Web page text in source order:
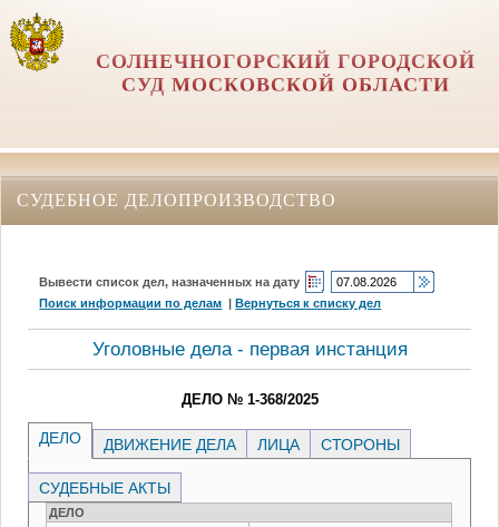
СОЛНЕЧНОГОРСКИЙ ГОРОДСКОЙ
СУД МОСКОВСКОЙ ОБЛАСТИ
СУДЕБНОЕ ДЕЛОПРОИЗВОДСТВО
Вывести список дел, назначенных на дату
Поиск информации по делам |Вернуться к списку дел
Уголовные дела - первая инстанция
ДЕЛО № 1-368/2025
ДЕЛО ДВИЖЕНИЕ ДЕЛА ЛИЦА СТОРОНЫ
СУДЕБНЫЕ АКТЫ
ДЕЛО